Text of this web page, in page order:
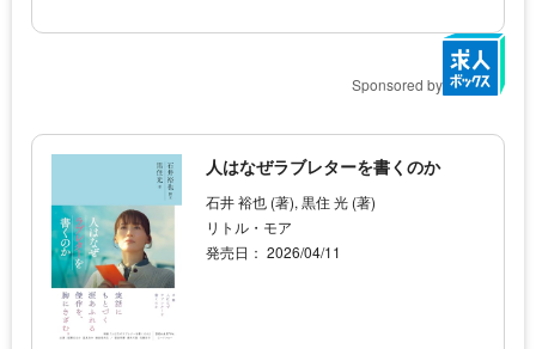
Sponsored by
人はなぜラブレターを書くのか
石井 裕也 (著), 黒住 光 (著)
リトル・モア
発売日： 2026/04/11